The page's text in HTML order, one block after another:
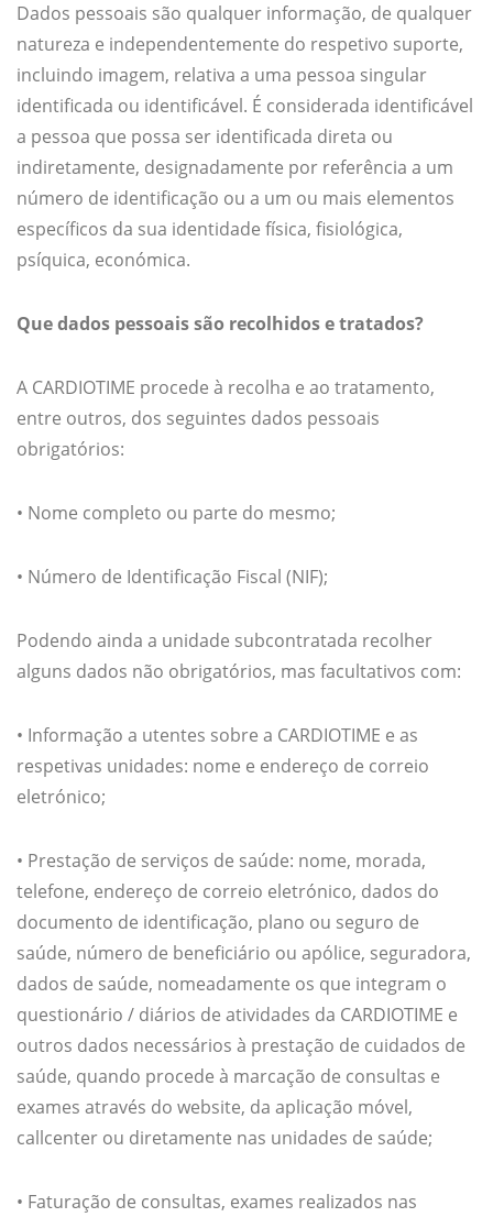
Dados pessoais são qualquer informação, de qualquer
natureza e independentemente do respetivo suporte,
incluindo imagem, relativa a uma pessoa singular
identificada ou identificável. É considerada identificável
a pessoa que possa ser identificada direta ou
indiretamente, designadamente por referência a um
número de identificação ou a um ou mais elementos
específicos da sua identidade física, fisiológica,
psíquica, económica.
Que dados pessoais são recolhidos e tratados?
A CARDIOTIME procede à recolha e ao tratamento,
entre outros, dos seguintes dados pessoais
obrigatórios:
• Nome completo ou parte do mesmo;
• Número de Identificação Fiscal (NIF);
Podendo ainda a unidade subcontratada recolher
alguns dados não obrigatórios, mas facultativos com:
• Informação a utentes sobre a CARDIOTIME e as
respetivas unidades: nome e endereço de correio
eletrónico;
• Prestação de serviços de saúde: nome, morada,
telefone, endereço de correio eletrónico, dados do
documento de identificação, plano ou seguro de
saúde, número de beneficiário ou apólice, seguradora,
dados de saúde, nomeadamente os que integram o
questionário / diários de atividades da CARDIOTIME e
outros dados necessários à prestação de cuidados de
saúde, quando procede à marcação de consultas e
exames através do website, da aplicação móvel,
callcenter ou diretamente nas unidades de saúde;
• Faturação de consultas, exames realizados nas